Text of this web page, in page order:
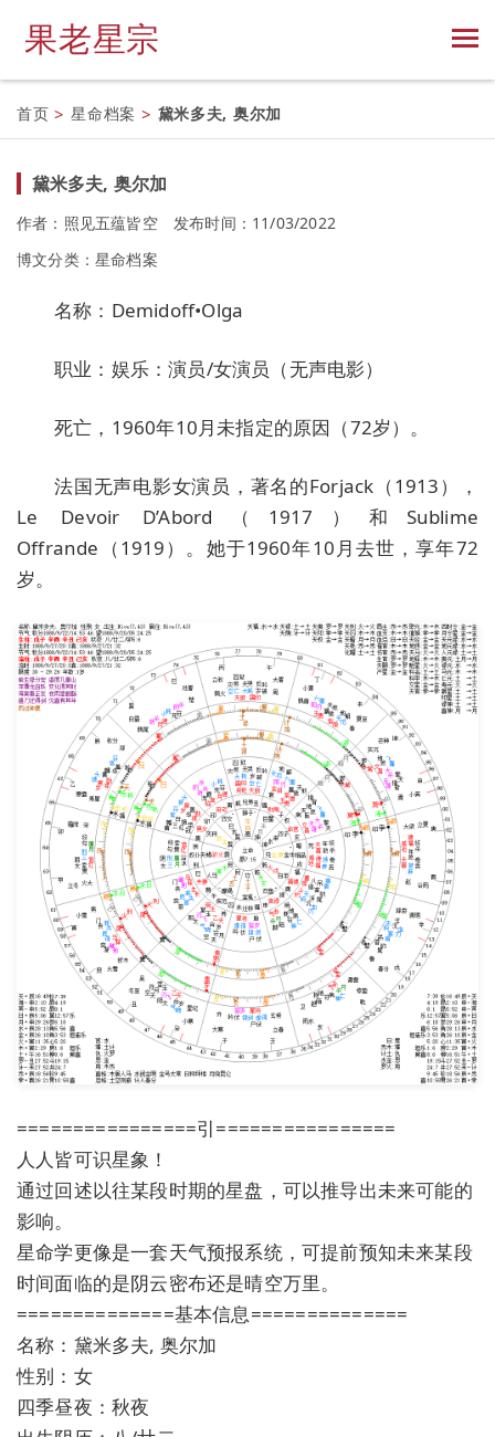
果老星宗
首页 > 星命档案 > 黛米多夫, 奥尔加
黛米多夫, 奥尔加
作者：照见五蕴皆空
发布时间：11/03/2022
博文分类： 星命档案
名称：Demidoff•Olga
职业：娱乐：演员/女演员（无声电影）
死亡，1960年10月未指定的原因（72岁）。
法国无声电影女演员，著名的Forjack（1913），
Le Devoir D’Abord（1917）和Sublime
Offrande（1919）。她于1960年10月去世，享年72
岁。
================引================
人人皆可识星象！
通过回述以往某段时期的星盘，可以推导出未来可能的
影响。
星命学更像是一套天气预报系统，可提前预知未来某段
时间面临的是阴云密布还是晴空万里。
==============基本信息==============
名称：黛米多夫, 奥尔加
性别：女
四季昼夜：秋夜